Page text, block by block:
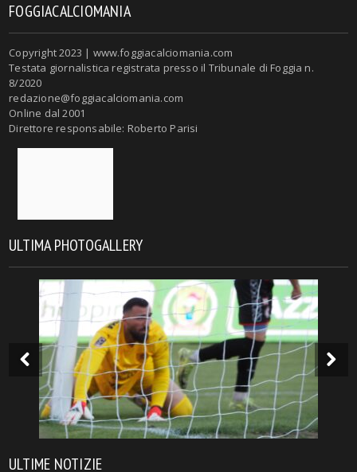
FOGGIACALCIOMANIA
Copyright 2023 | www.foggiacalciomania.com
Testata giornalistica registrata presso il Tribunale di Foggia n.
8/2020
redazione@foggiacalciomania.com
Online dal 2001
Direttore responsabile: Roberto Parisi
ULTIMA PHOTOGALLERY
ULTIME NOTIZIE